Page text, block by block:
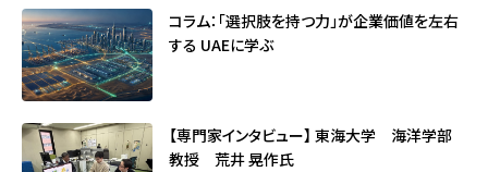
コラム：「選択肢を持つ力」が企業価値を左右
する ――UAEに学ぶ
【専門家インタビュー】 東海大学 海洋学部
教授 荒井 晃作氏